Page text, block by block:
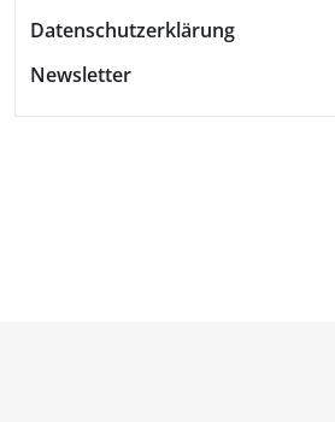
Datenschutzerklärung
Newsletter